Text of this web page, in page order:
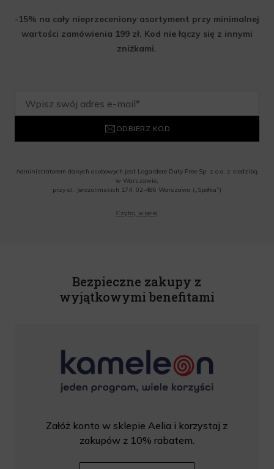
-15% na cały nieprzeceniony asortyment przy minimalnej
wartości zamówienia 199 zł. Kod nie łączy się z innymi
zniżkami.
ODBIERZ KOD
Administratorem danych osobowych jest Lagardere Duty Free Sp. z o.o. z siedzibą
w Warszawie,
przy al. Jerozolimskich 174, 02-486 Warszawa („Spółka”)
o.o. informacji handlowych, w tym newslettera, informacji o promocjach i
Czytaj więcej
Bezpieczne zakupy z
wyjątkowymi benefitami
Załóż konto w sklepie Aelia i korzystaj z
zakupów z 10% rabatem.